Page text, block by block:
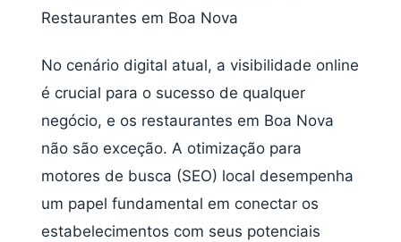
Restaurantes em Boa Nova
No cenário digital atual, a visibilidade online
é crucial para o sucesso de qualquer
negócio, e os restaurantes em Boa Nova
não são exceção. A otimização para
motores de busca (SEO) local desempenha
um papel fundamental em conectar os
estabelecimentos com seus potenciais